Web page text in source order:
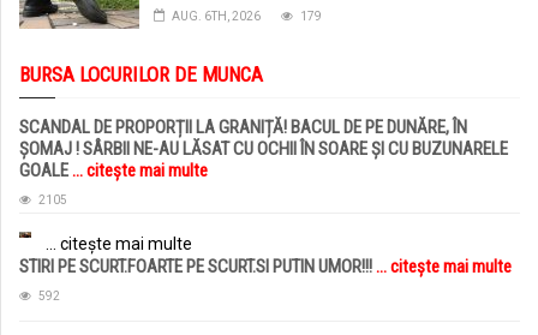
AUG. 6TH, 2026 179
BURSA LOCURILOR DE MUNCA
SCANDAL DE PROPORȚII LA GRANIȚĂ! BACUL DE PE DUNĂRE, ÎN
ȘOMAJ ! SÂRBII NE-AU LĂSAT CU OCHII ÎN SOARE ȘI CU BUZUNARELE
GOALE... citește mai multe
2105
... citește mai multe
STIRI PE SCURT.FOARTE PE SCURT.SI PUTIN UMOR!!!... citește mai multe
592